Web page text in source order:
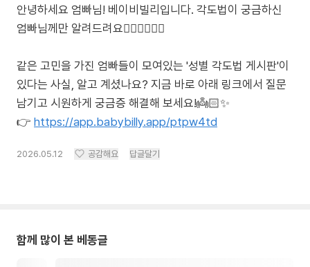
안녕하세요 엄빠님! 베이비빌리입니다. 각도법이 궁금하신
엄빠님께만 알려드려요🙋🏻‍♀️🙋🏻‍♂️
같은 고민을 가진 엄빠들이 모여있는 '성별 각도법 게시판'이
있다는 사실, 알고 계셨나요? 지금 바로 아래 링크에서 질문
남기고 시원하게 궁금증 해결해 보세요!👼🏻✨
👉 https://app.babybilly.app/ptpw4td
2026.05.12 공감해요 답글달기
함께 많이 본 베동글